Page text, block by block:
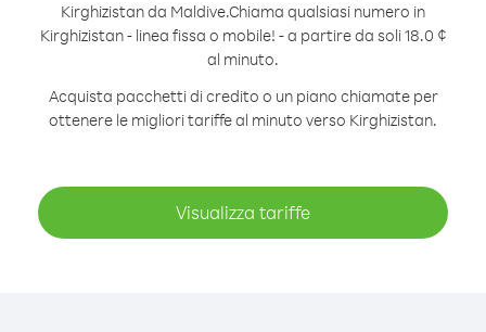
Kirghizistan da Maldive.Chiama qualsiasi numero in
Kirghizistan - linea fissa o mobile! - a partire da soli 18.0 ¢
al minuto.
Acquista pacchetti di credito o un piano chiamate per
ottenere le migliori tariffe al minuto verso Kirghizistan.
Visualizza tariffe